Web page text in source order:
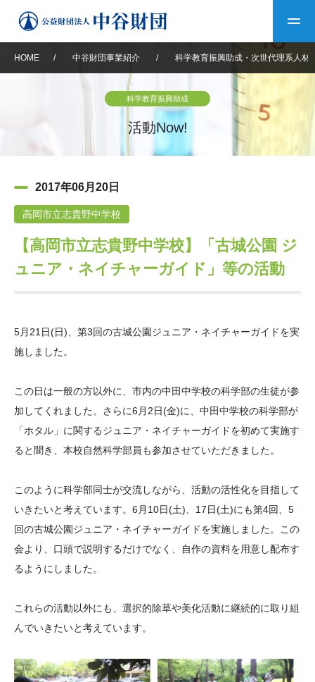
中谷財団について
設立趣意書
沿革 40年史デジタルブック
中谷財団40年史
役員・評議員 公開情報
中谷財団事業紹介
神戸賞 長期大型研究助成
大学院生奨学金
国際学生交流プログラ
科学教育振興助成・
次世代理系人材育成プ
ログラム助成
中谷財団動画紹介
その他情報
アクセス
サイトマップ 中谷財団アーカイブ
日本語
HOME / 中谷財団事業紹介 / 科学教育振興助成・次世代理系人材
科学教育振興助成
活動Now!
2017年06月20日
高岡市立志貴野中学校
【高岡市立志貴野中学校】「古城公園 ジ
ュニア・ネイチャーガイド」等の活動
5月21日(日)、第3回の古城公園ジュニア・ネイチャーガイドを実
施しました。
この日は一般の方以外に、市内の中田中学校の科学部の生徒が参
加してくれました。さらに6月2日(金)に、中田中学校の科学部が
「ホタル」に関するジュニア・ネイチャーガイドを初めて実施す
ると聞き、本校自然科学部員も参加させていただきました。
このように科学部同士が交流しながら、活動の活性化を目指して
いきたいと考えています。6月10日(土)、17日(土)にも第4回、5
回の古城公園ジュニア・ネイチャーガイドを実施しました。この
会より、口頭で説明するだけでなく、自作の資料を用意し配布す
るようにしました。
これらの活動以外にも、選択的除草や美化活動に継続的に取り組
んでいきたいと考えています。